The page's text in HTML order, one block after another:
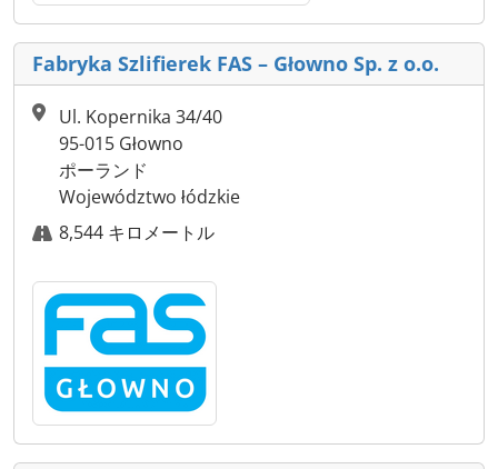
Fabryka Szlifierek FAS – Głowno Sp. z o.o.
Ul. Kopernika 34/40
95-015 Głowno
ポーランド
Województwo łódzkie
8,544 キロメートル